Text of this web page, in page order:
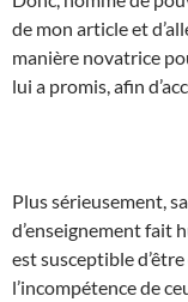
de mon article et
manière novatrice
lui a promis, afin
Plus sérieusement,
d’enseignement fait
est susceptible
l’incompétence de